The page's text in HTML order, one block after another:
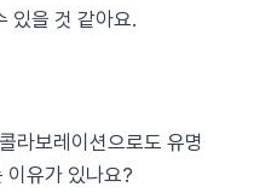
있을 것 같아요.
라보레이션으로도 유명
이유가 있나요?